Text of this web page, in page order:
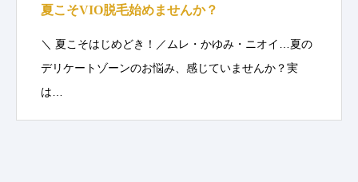
夏こそVIO脱毛始めませんか？
＼ 夏こそはじめどき！／ムレ・かゆみ・ニオイ…夏の
デリケートゾーンのお悩み、感じていませんか？実
は…